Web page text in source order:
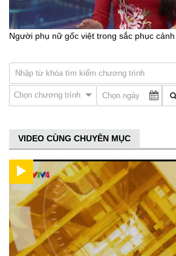
Người phụ nữ gốc việt trong sắc phục
Chọn chương trình
VIDEO CÙNG CHUYÊN MỤC